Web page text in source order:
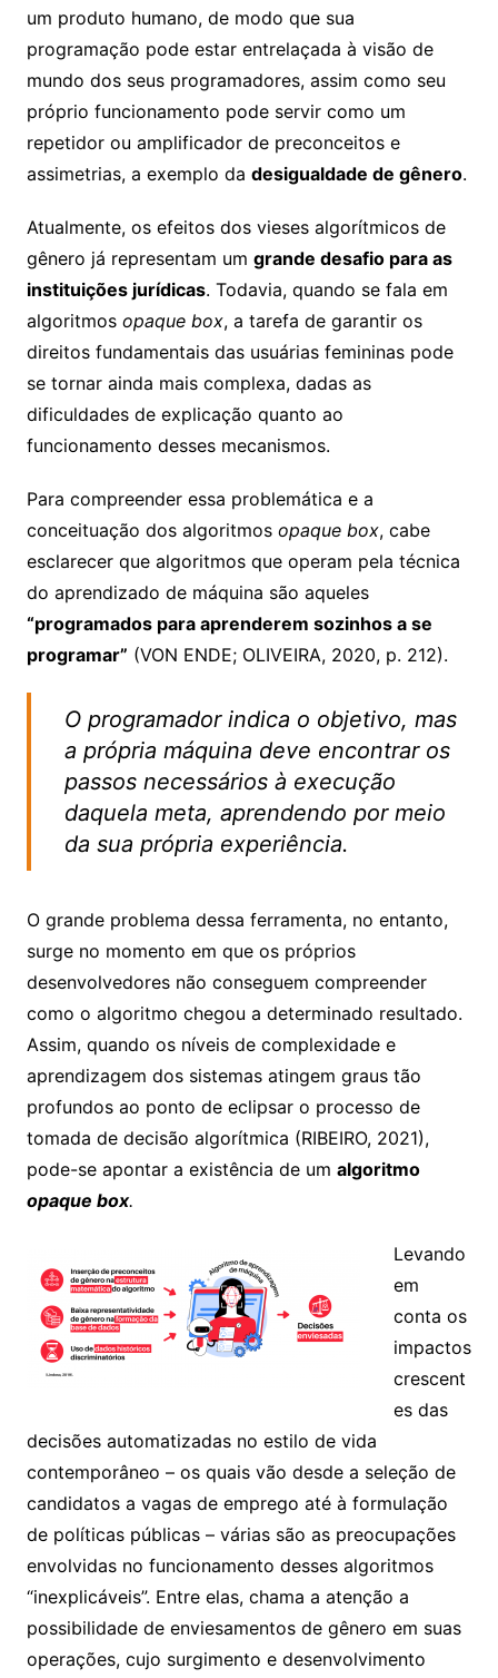
um produto humano, de modo que sua
programação pode estar entrelaçada à visão de
mundo dos seus programadores, assim como seu
próprio funcionamento pode servir como um
repetidor ou amplificador de preconceitos e
assimetrias, a exemplo da desigualdade de gênero.
Atualmente, os efeitos dos vieses algorítmicos de
gênero já representam um grande desafio para as
instituições jurídicas. Todavia, quando se fala em
algoritmos opaque box, a tarefa de garantir os
direitos fundamentais das usuárias femininas pode
se tornar ainda mais complexa, dadas as
dificuldades de explicação quanto ao
funcionamento desses mecanismos.
Para compreender essa problemática e a
conceituação dos algoritmos opaque box, cabe
esclarecer que algoritmos que operam pela técnica
do aprendizado de máquina são aqueles
“programados para aprenderem sozinhos a se
programar” (VON ENDE; OLIVEIRA, 2020, p. 212).
O programador indica o objetivo, mas
a própria máquina deve encontrar os
passos necessários à execução
daquela meta, aprendendo por meio
da sua própria experiência.
O grande problema dessa ferramenta, no entanto,
surge no momento em que os próprios
desenvolvedores não conseguem compreender
como o algoritmo chegou a determinado resultado.
Assim, quando os níveis de complexidade e
aprendizagem dos sistemas atingem graus tão
profundos ao ponto de eclipsar o processo de
tomada de decisão algorítmica (RIBEIRO, 2021),
pode-se apontar a existência de um algoritmo
opaque box.
Levando
em
conta os
impactos
crescent
es das
decisões automatizadas no estilo de vida
contemporâneo – os quais vão desde a seleção de
candidatos a vagas de emprego até à formulação
de políticas públicas – várias são as preocupações
envolvidas no funcionamento desses algoritmos
“inexplicáveis”. Entre elas, chama a atenção a
possibilidade de enviesamentos de gênero em suas
operações, cujo surgimento e desenvolvimento